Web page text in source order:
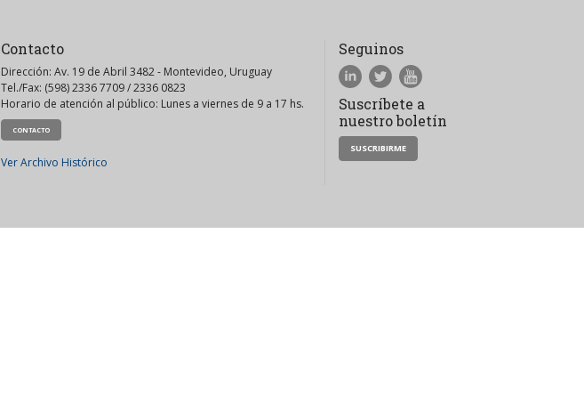
Contacto
Dirección: Av. 19 de Abril 3482 - Montevideo, Uruguay
Tel./Fax: (598) 2336 7709 / 2336 0823
Horario de atención al público: Lunes a viernes de 9 a 17 hs.
CONTACTO
Ver Archivo Histórico
Seguinos
Suscríbete a
nuestro boletín
SUSCRIBIRME